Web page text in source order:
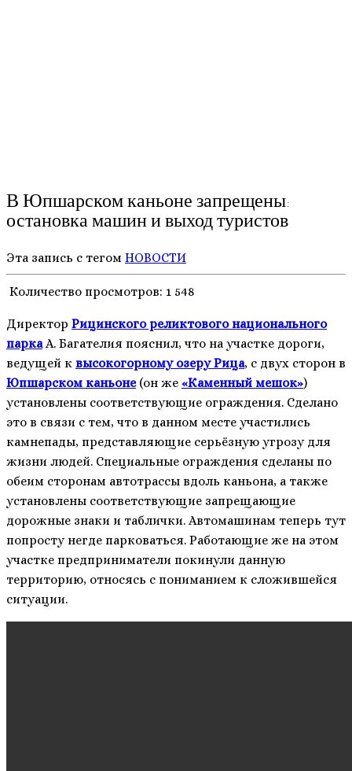
В Юпшарском каньоне запрещены:
остановка машин и выход туристов
Эта запись с тегом НОВОСТИ
Количество просмотров: 1 548
Директор Рицинского реликтового национального
паркаА. Багателия пояснил, что на участке дороги,
ведущей к высокогорному озеру Рица, с двух сторон в
Юпшарском каньоне(он же «Каменный мешок»)
установлены соответствующие ограждения. Сделано
это в связи с тем, что в данном месте участились
камнепады, представляющие серьёзную угрозу для
жизни людей. Специальные ограждения сделаны по
обеим сторонам автотрассы вдоль каньона, а также
установлены соответствующие запрещающие
дорожные знаки и таблички. Автомашинам теперь тут
попросту негде парковаться. Работающие же на этом
участке предприниматели покинули данную
территорию, относясь с пониманием к сложившейся
ситуации.